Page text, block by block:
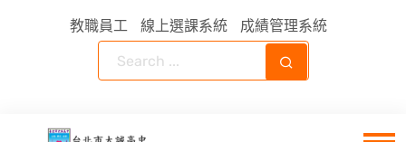
教職員工 線上選課系統 成績管理系統